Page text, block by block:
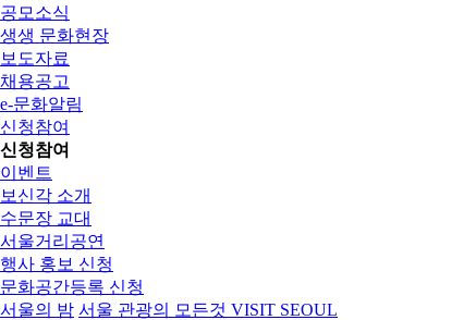
공모소식
생생 문화현장
보도자료
채용공고
e-문화알림
신청참여
신청참여
이벤트
보신각 소개
수문장 교대
서울거리공연
행사 홍보 신청
문화공간등록 신청
서울의 밤 서울 관광의 모든것 VISIT SEOUL